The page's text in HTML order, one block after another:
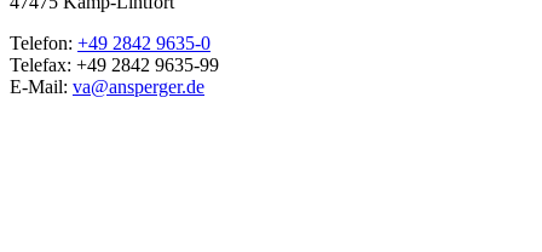
Telefon: +49 2842 9635-0
Telefax: +49 2842 9635-99
E-Mail: va@ansperger.de